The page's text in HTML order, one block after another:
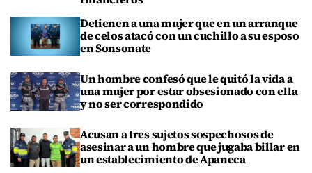
Detienen a una mujer que en un arranque
de celos atacó con un cuchillo a su esposo
en Sonsonate
Un hombre confesó que le quitó la vida a
una mujer por estar obsesionado con ella
y no ser correspondido
Acusan a tres sujetos sospechosos de
asesinar a un hombre que jugaba billar en
un establecimiento de Apaneca